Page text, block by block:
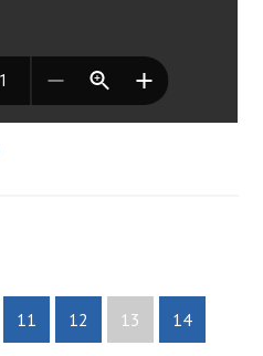
Page
11 Page
12 Page
13 Page
14